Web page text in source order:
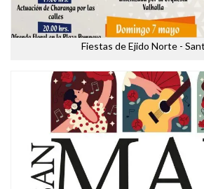
Fiestas de Ejido Norte -